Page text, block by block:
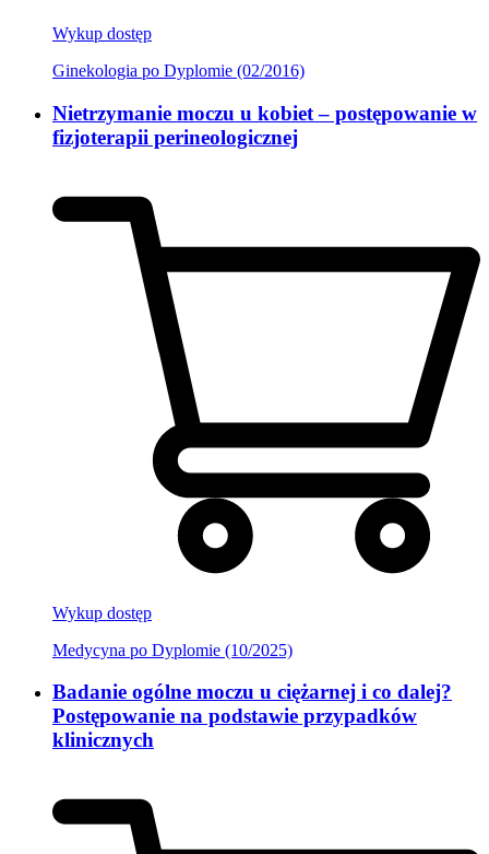
Wykup dostęp
Ginekologia po Dyplomie (02/2016)
Nietrzymanie moczu u kobiet – postępowanie w
fizjoterapii perineologicznej
Wykup dostęp
Medycyna po Dyplomie (10/2025)
Badanie ogólne moczu u ciężarnej i co dalej?
Postępowanie na podstawie przypadków
klinicznych